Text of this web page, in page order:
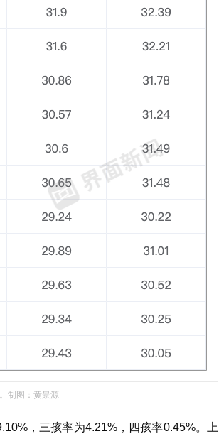
制图：黄景源
，三孩率为4.21%，四孩率0.45%。上